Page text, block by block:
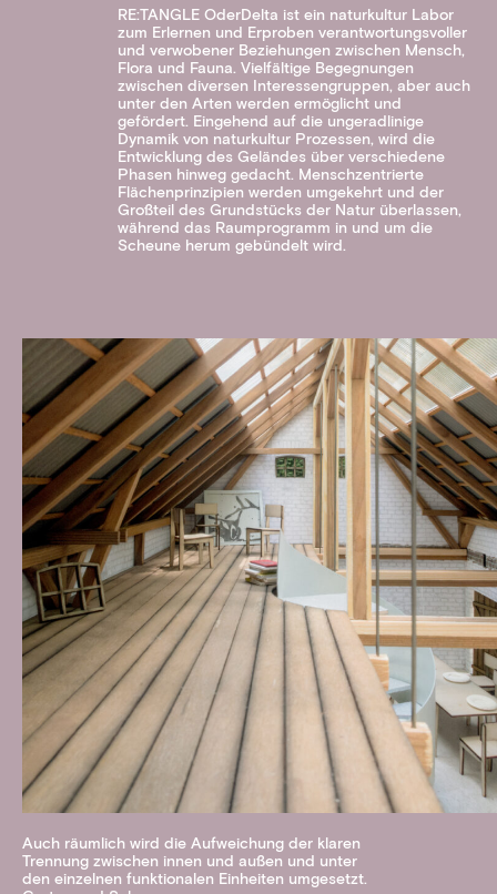
RE:TANGLE OderDelta ist ein naturkultur Labor
zum Erlernen und Erproben verantwortungsvoller
und verwobener Beziehungen zwischen Mensch,
Flora und Fauna. Vielfältige Begegnungen
zwischen diversen Interessengruppen, aber auch
unter den Arten werden ermöglicht und
gefördert. Eingehend auf die ungeradlinige
Dynamik von naturkultur Prozessen, wird die
Entwicklung des Geländes über verschiedene
Phasen hinweg gedacht. Menschzentrierte
Flächenprinzipien werden umgekehrt und der
Großteil des Grundstücks der Natur überlassen,
während das Raumprogramm in und um die
Scheune herum gebündelt wird.
Auch räumlich wird die Aufweichung der klaren
Trennung zwischen innen und außen und unter
den einzelnen funktionalen Einheiten umgesetzt.